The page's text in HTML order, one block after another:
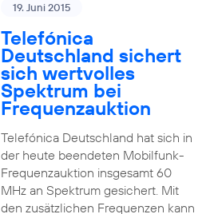
19. Juni 2015
Telefónica
Deutschland sichert
sich wertvolles
Spektrum bei
Frequenzauktion
Telefónica Deutschland hat sich in
der heute beendeten Mobilfunk-
Frequenzauktion insgesamt 60
MHz an Spektrum gesichert. Mit
den zusätzlichen Frequenzen kann